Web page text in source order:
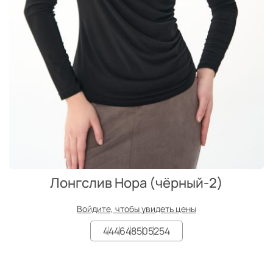
Лонгслив Нора (чёрный-2)
Войдите, чтобы увидеть цены
444648505254